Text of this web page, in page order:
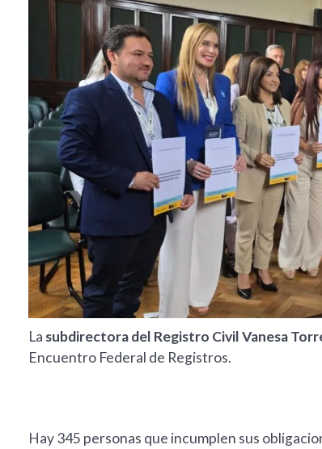
La subdirectora del Registro Civil Vanesa
Encuentro Federal de Registros.
Hay 345 personas que incumplen sus